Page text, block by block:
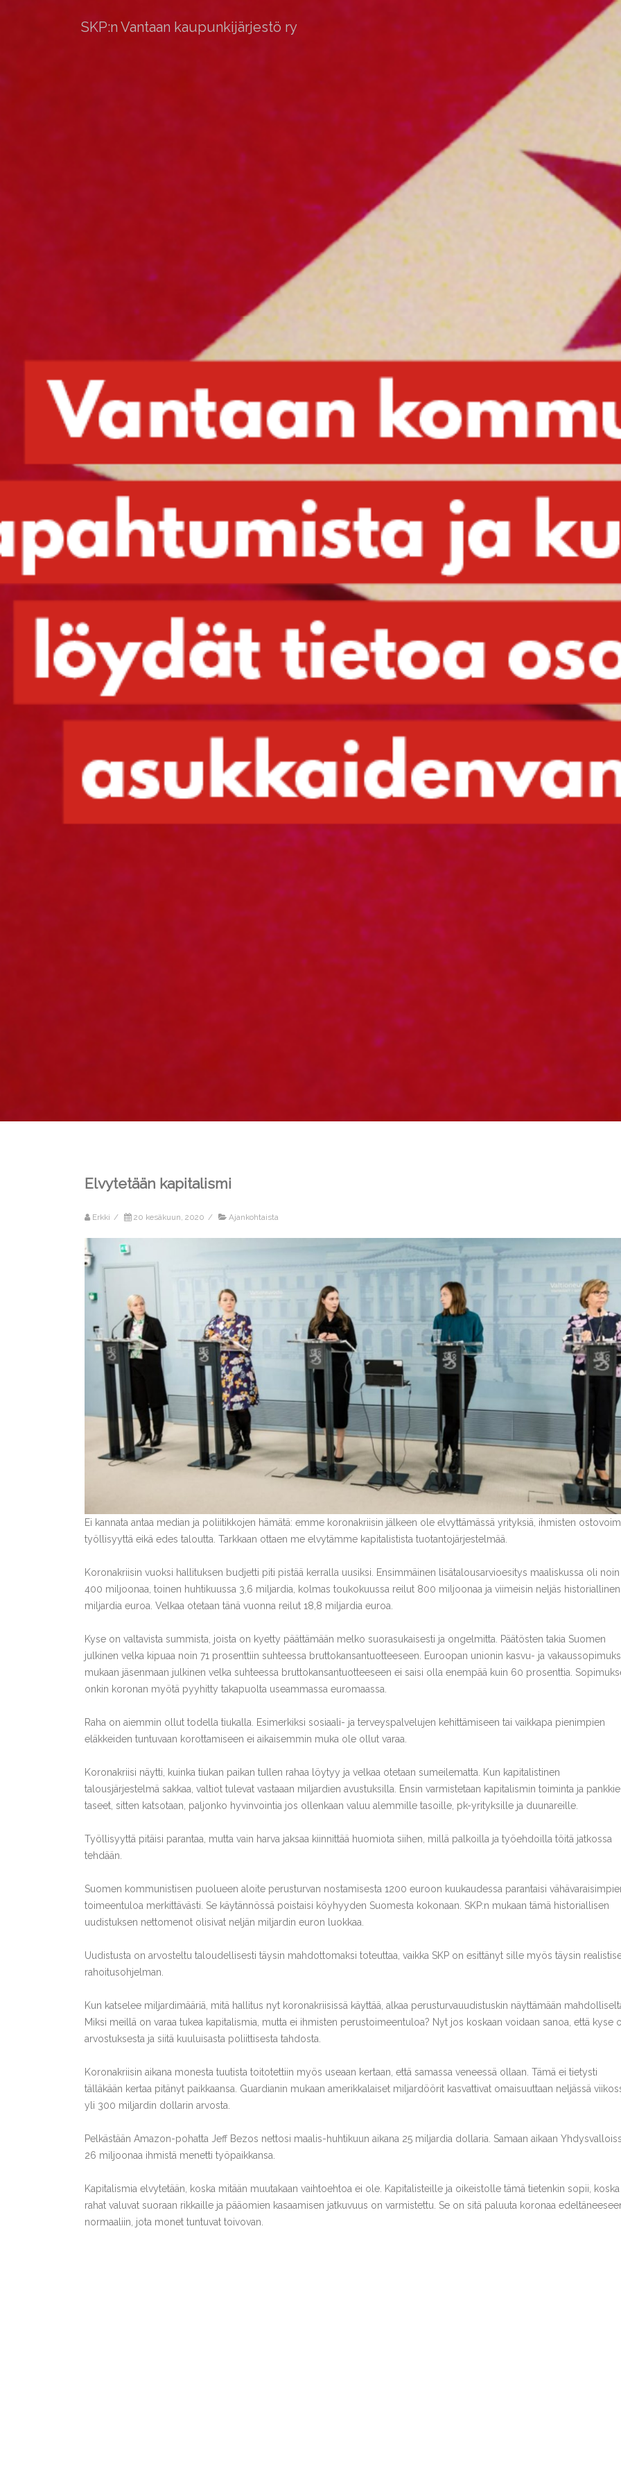
SKP:n Vantaan kaupunkijärjestö ry
Elvytetään kapitalismi
Erkki / 20 kesäkuun, 2020 / Ajankohtaista
Ei kannata antaa median ja poliitikkojen hämätä: emme koronakriisin jälkeen ole elvyttämässä yrityksiä, ihmisten
työllisyyttä eikä edes taloutta. Tarkkaan ottaen me elvytämme kapitalistista tuotantojärjestelmää.
Koronakriisin vuoksi hallituksen budjetti piti pistää kerralla uusiksi. Ensimmäinen lisätalousarvioesitys maaliskussa oli noin
400 miljoonaa, toinen huhtikuussa 3,6 miljardia, kolmas toukokuussa reilut 800 miljoonaa ja viimeisin neljäs historiallinen
miljardia euroa. Velkaa otetaan tänä vuonna reilut 18,8 miljardia euroa.
Kyse on valtavista summista, joista on kyetty päättämään melko suorasukaisesti ja ongelmitta. Päätösten takia Suomen
julkinen velka kipuaa noin 71 prosenttiin suhteessa bruttokansantuotteeseen. Euroopan unionin kasvu- ja
mukaan jäsenmaan julkinen velka suhteessa bruttokansantuotteeseen ei saisi olla enempää kuin 60 prosenttia.
onkin koronan myötä pyyhitty takapuolta useammassa euromaassa.
Raha on aiemmin ollut todella tiukalla. Esimerkiksi sosiaali- ja terveyspalvelujen kehittämiseen tai vaikkapa pienimpien
eläkkeiden tuntuvaan korottamiseen ei aikaisemmin muka ole ollut varaa.
Koronakriisi näytti, kuinka tiukan paikan tullen rahaa löytyy ja velkaa otetaan sumeilematta. Kun kapitalistinen
talousjärjestelmä sakkaa, valtiot tulevat vastaaan miljardien avustuksilla. Ensin varmistetaan kapitalismin toiminta ja
taseet, sitten katsotaan, paljonko hyvinvointia jos ollenkaan valuu alemmille tasoille, pk-yrityksille ja duunareille.
Työllisyyttä pitäisi parantaa, mutta vain harva jaksaa kiinnittää huomiota siihen, millä palkoilla ja työehdoilla töitä jatkossa
tehdään.
Suomen kommunistisen puolueen aloite perusturvan nostamisesta 1200 euroon kuukaudessa parantaisi
toimeentuloa merkittävästi. Se käytännössä poistaisi köyhyyden Suomesta kokonaan. SKP:n mukaan tämä historiallisen
uudistuksen nettomenot olisivat neljän miljardin euron luokkaa.
Uudistusta on arvosteltu taloudellisesti täysin mahdottomaksi toteuttaa, vaikka SKP on esittänyt sille myös täysin
rahoitusohjelman.
Kun katselee miljardimääriä, mitä hallitus nyt koronakriisissä käyttää, alkaa perusturvauudistuskin näyttämään
Miksi meillä on varaa tukea kapitalismia, mutta ei ihmisten perustoimeentuloa? Nyt jos koskaan voidaan sanoa, että kyse
arvostuksesta ja siitä kuuluisasta poliittisesta tahdosta.
Koronakriisin aikana monesta tuutista toitotettiin myös useaan kertaan, että samassa veneessä ollaan. Tämä ei tietysti
tälläkään kertaa pitänyt paikkaansa. Guardianin mukaan amerikkalaiset miljardöörit kasvattivat omaisuuttaan neljässä
yli 300 miljardin dollarin arvosta.
Pelkästään Amazon-pohatta Jeff Bezos nettosi maalis-huhtikuun aikana 25 miljardia dollaria. Samaan aikaan
26 miljoonaa ihmistä menetti työpaikkansa.
Kapitalismia elvytetään, koska mitään muutakaan vaihtoehtoa ei ole. Kapitalisteille ja oikeistolle tämä tietenkin sopii, koska
rahat valuvat suoraan rikkaille ja pääomien kasaamisen jatkuvuus on varmistettu. Se on sitä paluuta koronaa
normaaliin, jota monet tuntuvat toivovan.